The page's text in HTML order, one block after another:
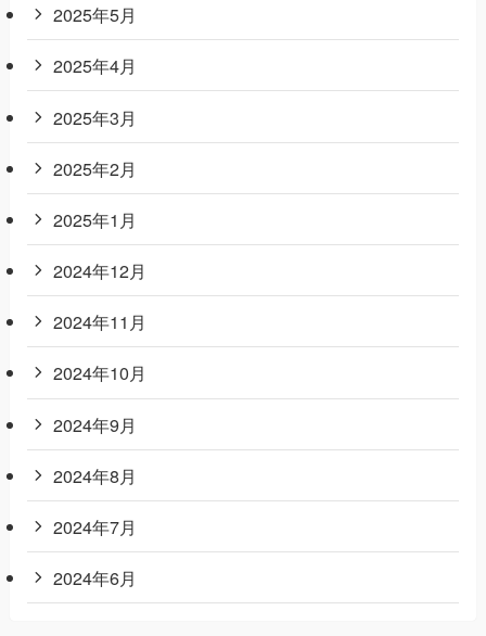
2025年5月
2025年4月
2025年3月
2025年2月
2025年1月
2024年12月
2024年11月
2024年10月
2024年9月
2024年8月
2024年7月
2024年6月